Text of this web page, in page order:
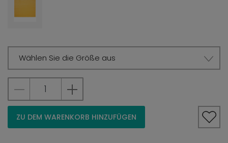
Wählen Sie die Größe aus
ZU DEM WARENKORB HINZUFÜGEN